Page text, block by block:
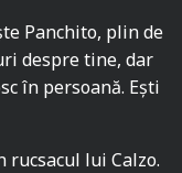
Panchito, plin de
despre tine, dar
în persoană. Ești
rucsacul lui Calzo.